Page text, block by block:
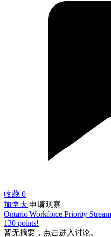
收藏 0
加拿大 申请观察
Ontario Workforce Priority
130 points!
暂无摘要，点击进入讨论。